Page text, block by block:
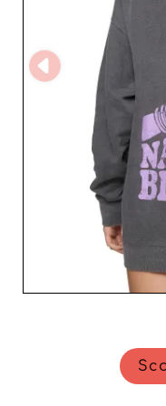
professionisti
moda che rafforzano
nel mercato europeo del prêt-
body Neuss Gmbh
offrire alla tua
che uniscono